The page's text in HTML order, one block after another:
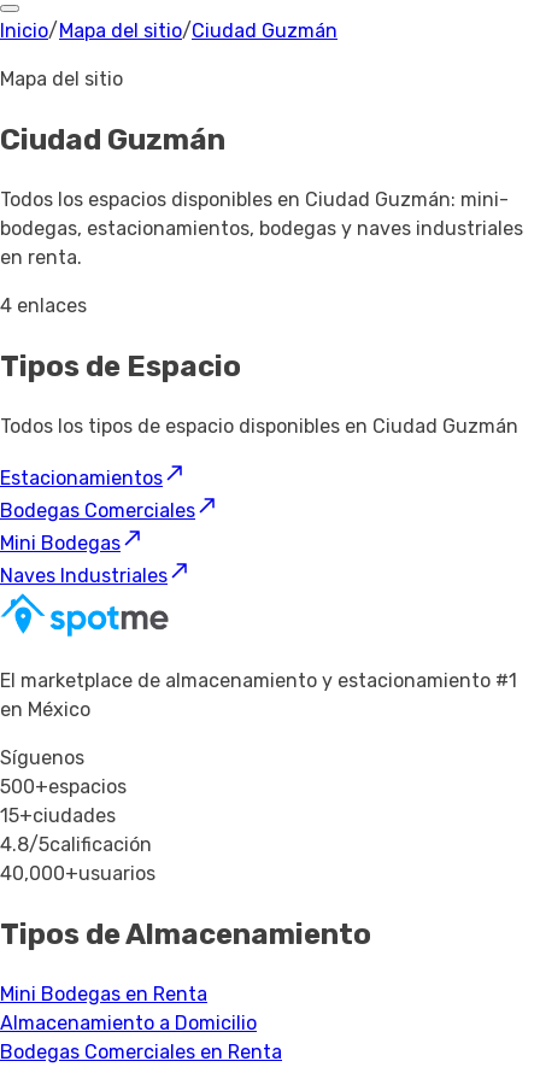
Inicio/ Mapa del sitio/Ciudad Guzmán
Mapa del sitio
Ciudad Guzmán
Todos los espacios disponibles en Ciudad Guzmán: mini-
bodegas, estacionamientos, bodegas y naves industriales
en renta.
4 enlaces
Tipos de Espacio
Todos los tipos de espacio disponibles en Ciudad Guzmán
Estacionamientos
Bodegas Comerciales
Mini Bodegas
Naves Industriales
El marketplace de almacenamiento y estacionamiento #1
en México
Síguenos
500+espacios
15+ciudades
4.8/5calificación
40,000+usuarios
Tipos de Almacenamiento
Mini Bodegas en Renta
Almacenamiento a Domicilio
Bodegas Comerciales en Renta